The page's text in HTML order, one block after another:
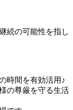
続の可能性を指し
時間を有効活用♪
の尊厳を守る生活